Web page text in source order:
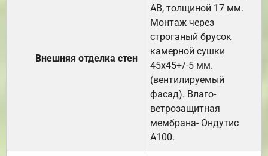
Внешняя отделка стен
АВ, толщиной 17 мм.
Монтаж через
строганый брусок
камерной сушки
45х45+/-5 мм.
(вентилируемый
фасад). Влаго-
ветрозащитная
мембрана- Ондутис
А100.